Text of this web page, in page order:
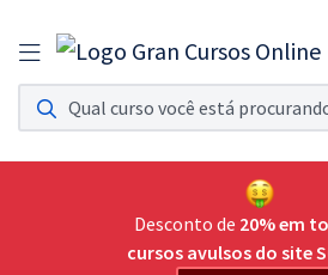
Assinatura Ilimitada 11
Acesso a todos os cursos. Teste grátis por 7 dias!
Assinatura OAB Até Passar
Acesso ilimitado a toda preparação para o Exame
Desconto de 20% em
cursos avulsos do site